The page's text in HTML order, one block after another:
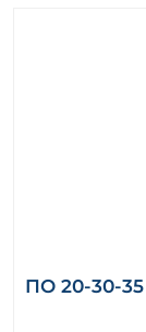
ПО 20-30-35